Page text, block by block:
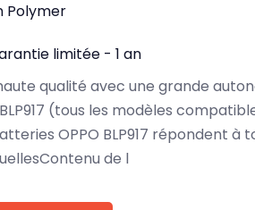
Polymer
limitée - 1 an
qualité avec une grande
(tous les modèles
OPPO BLP917 répondent à
de l